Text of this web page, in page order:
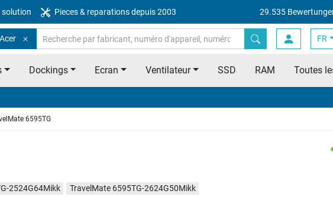
solution Pieces & reparations depuis 2003 29.535
FR
Dockings Ecran Ventilateur SSD RAM Toutes
6595TG
2524G64Mikk TravelMate 6595TG-2624G50Mikk